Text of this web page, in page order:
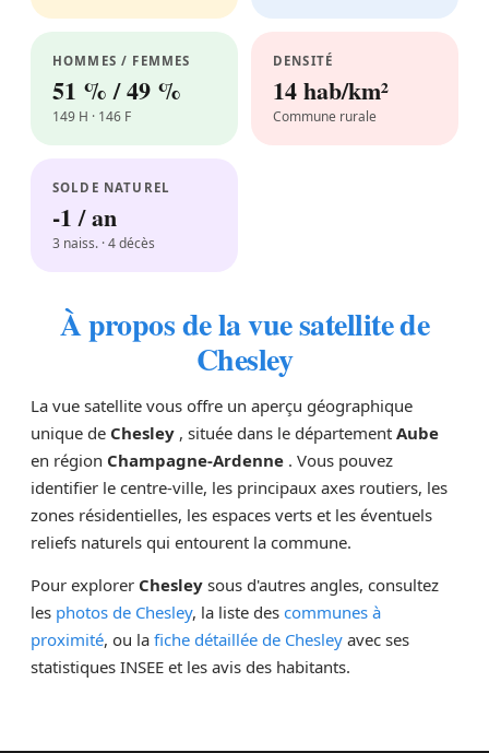
HOMMES / FEMMES
51 % / 49 %
149 H · 146 F
DENSITÉ
14 hab/km²
Commune rurale
SOLDE NATUREL
-1 / an
3 naiss. · 4 décès
À propos de la vue satellite de
Chesley
La vue satellite vous offre un aperçu géographique
unique de Chesley , située dans le département Aube
en région Champagne-Ardenne . Vous pouvez
identifier le centre-ville, les principaux axes routiers, les
zones résidentielles, les espaces verts et les éventuels
reliefs naturels qui entourent la commune.
Pour explorer Chesley sous d'autres angles, consultez
les photos de Chesley, la liste des communes à
proximité, ou la fiche détaillée de Chesley avec ses
statistiques INSEE et les avis des habitants.